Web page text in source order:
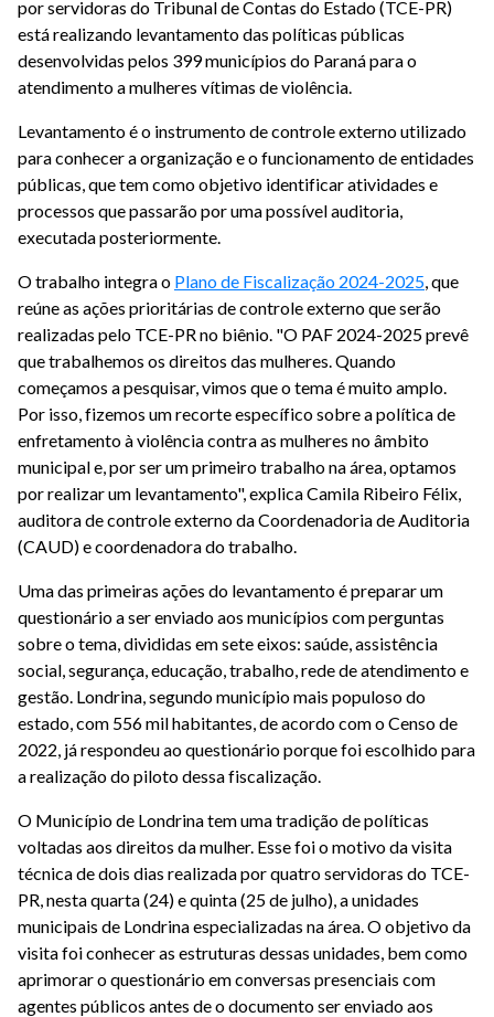
por servidoras do Tribunal de Contas do Estado (TCE-PR)
está realizando levantamento das políticas públicas
desenvolvidas pelos 399 municípios do Paraná para o
atendimento a mulheres vítimas de violência.
Levantamento é o instrumento de controle externo utilizado
para conhecer a organização e o funcionamento de entidades
públicas, que tem como objetivo identificar atividades e
processos que passarão por uma possível auditoria,
executada posteriormente.
O trabalho integra o Plano de Fiscalização 2024-2025, que
reúne as ações prioritárias de controle externo que serão
realizadas pelo TCE-PR no biênio. "O PAF 2024-2025 prevê
que trabalhemos os direitos das mulheres. Quando
começamos a pesquisar, vimos que o tema é muito amplo.
Por isso, fizemos um recorte específico sobre a política de
enfretamento à violência contra as mulheres no âmbito
municipal e, por ser um primeiro trabalho na área, optamos
por realizar um levantamento", explica Camila Ribeiro Félix,
auditora de controle externo da Coordenadoria de Auditoria
(CAUD) e coordenadora do trabalho.
Uma das primeiras ações do levantamento é preparar um
questionário a ser enviado aos municípios com perguntas
sobre o tema, divididas em sete eixos: saúde, assistência
social, segurança, educação, trabalho, rede de atendimento e
gestão. Londrina, segundo município mais populoso do
estado, com 556 mil habitantes, de acordo com o Censo de
2022, já respondeu ao questionário porque foi escolhido para
a realização do piloto dessa fiscalização.
O Município de Londrina tem uma tradição de políticas
voltadas aos direitos da mulher. Esse foi o motivo da visita
técnica de dois dias realizada por quatro servidoras do TCE-
PR, nesta quarta (24) e quinta (25 de julho), a unidades
municipais de Londrina especializadas na área. O objetivo da
visita foi conhecer as estruturas dessas unidades, bem como
aprimorar o questionário em conversas presenciais com
agentes públicos antes de o documento ser enviado aos